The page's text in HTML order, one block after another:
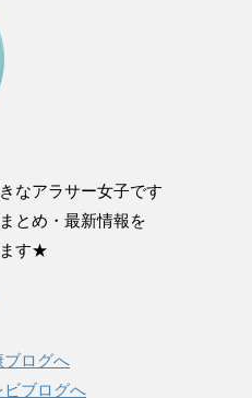
なアラサー女子です
とめ・最新情報を
ます★